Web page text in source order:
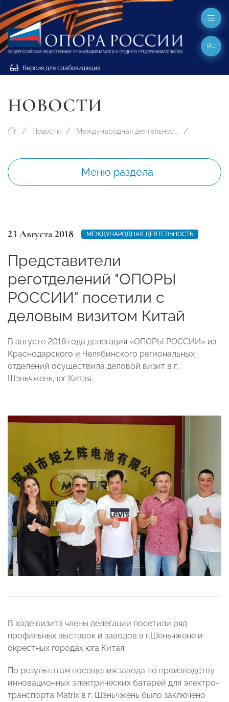
Версия для слабовидящих
RU
НОВОСТИ
Новости Международная деятельность
Меню раздела
23 Августа 2018 МЕЖДУНАРОДНАЯ ДЕЯТЕЛЬНОСТЬ
Представители
реготделений "ОПОРЫ
РОССИИ" посетили с
деловым визитом Китай
В августе 2018 года делегация «ОПОРЫ РОССИИ» из
Краснодарского и Челябинского региональных
отделений осуществила деловой визит в г.
Шэньчжень, юг Китая.
В ходе визита члены делегации посетили ряд
профильных выставок и заводов в г.Шеньчжене и
окрестных городах юга Китая.
По результатам посещения завода по производству
инновационных электрических батарей для электро-
транспорта Matrix в г. Шэньчжень было заключено